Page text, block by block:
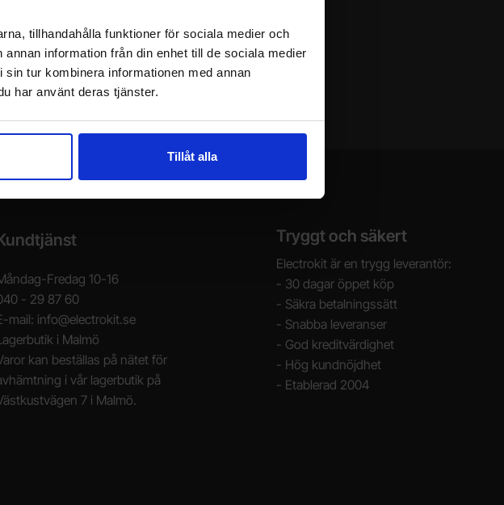
tillhandahålla funktioner för sociala medier och
information från din enhet till de sociala medier
tur kombinera informationen med annan
har använt deras tjänster.
Tillåt alla
direkt till min inkorg!
enkelt när du vill.
Fredag 10-16
- 29 87 60
mail: info@electrokit.se
i Malmö
kan beställas på nätet för
i vår lagerbutik på
7 i Malmö.
Tryggt och säkert
Electrokit är en trygg leverantör:
- 30 dagar öppet köp
- Säkra betalningssätt
- Snabba leveranser
- God kreditvärdighet
- Hög kundnöjdhet
- Etablerad 2004